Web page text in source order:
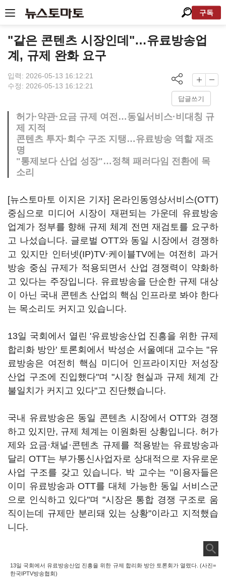
구독
"같은 콘텐츠 시장인데"…유료방송업
계, 규제 완화 요구
입력: 2026-05-13 16:12:21
수정: 2026-05-13 16:12:21
답글쓰기
허가·약관·요금 규제 여전…동일서비스·비대칭 규
제 지적
콘텐츠 투자·회수 구조 지탱…유료방송 역할 재조
명
"통제보다 산업 성장"…정책 패러다임 전환에 목
소리
[뉴스토마토 이지은 기자] 온라인동영상서비스(OTT)
중심으로 미디어 시장이 재편되는 가운데 유료방송
업계가 정부를 향해 규제 체계 전면 재검토를 요구하
고 나섰습니다. 글로벌 OTT와 동일 시장에서 경쟁하
고 있지만 인터넷(IP)TV·케이블TV에는 여전히 과거
방송 중심 규제가 적용되면서 산업 경쟁력이 약화하
고 있다는 주장입니다. 유료방송을 단순한 규제 대상
이 아닌 국내 콘텐츠 산업의 핵심 인프라로 봐야 한다
는 목소리도 커지고 있습니다.
13일 국회에서 열린 '유료방송산업 진흥을 위한 규제
합리화 방안' 토론회에서 박성순 서울예대 교수는 "유
료방송은 여전히 핵심 미디어 인프라이지만 저성장
산업 구조에 진입했다"며 "시장 현실과 규제 체계 간
불일치가 커지고 있다"고 진단했습니다.
국내 유료방송은 동일 콘텐츠 시장에서 OTT와 경쟁
하고 있지만, 규제 체계는 이원화된 상황입니다. 허가
제와 요금·채널·콘텐츠 규제를 적용받는 유료방송과
달리 OTT는 부가통신사업자로 상대적으로 자유로운
사업 구조를 갖고 있습니다. 박 교수는 "이용자들은
이미 유료방송과 OTT를 대체 가능한 동일 서비스군
으로 인식하고 있다"며 "시장은 통합 경쟁 구조로 움
직이는데 규제만 분리돼 있는 상황"이라고 지적했습
니다.
13일 국회에서 유료방송산업 진흥을 위한 규제 합리화 방안 토론회가 열렸다. (사진=
한국IPTV방송협회)